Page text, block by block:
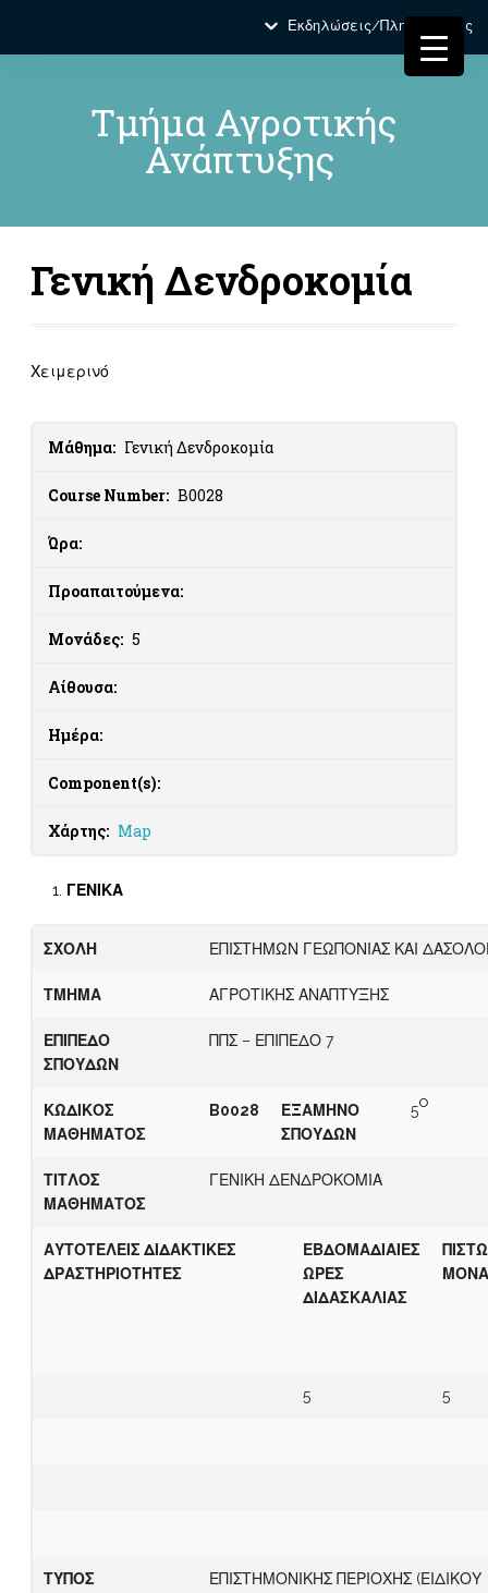
Εκδηλώσεις/Πληροφορίες
Τμήμα Αγροτικής
Ανάπτυξης
Γενική Δενδροκομία
Χειμερινό
Μάθημα: Γενική Δενδροκομία
Course Number: B0028
Ώρα:
Προαπαιτούμενα:
Μονάδες: 5
Αίθουσα:
Ημέρα:
Component(s):
Χάρτης: Map
ΓΕΝΙΚΑ
ΣΧΟΛΗ ΕΠΙΣΤΗΜΩΝ ΓΕΩΠΟΝΙΑΣ ΚΑΙ
ΤΜΗΜΑ ΑΓΡΟΤΙΚΗΣ ΑΝΑΠΤΥΞΗΣ
ΕΠΙΠΕΔΟ
ΣΠΟΥΔΩΝ
ΠΠΣ – ΕΠΙΠΕΔΟ 7
ΚΩΔΙΚΟΣ
ΜΑΘΗΜΑΤΟΣ
B0028
ΕΞΑΜΗΝΟ
ΣΠΟΥΔΩΝ
5o
ΤΙΤΛΟΣ
ΜΑΘΗΜΑΤΟΣ
ΓΕΝΙΚΗ ΔΕΝΔΡΟΚΟΜΙΑ
ΑΥΤΟΤΕΛΕΙΣ ΔΙΔΑΚΤΙΚΕΣ
ΔΡΑΣΤΗΡΙΟΤΗΤΕΣ
ΕΒΔΟΜΑΔΙΑΙΕΣ
ΩΡΕΣ
ΔΙΔΑΣΚΑΛΙΑΣ
5 5
ΤΥΠΟΣ
ΕΠΙΣΤΗΜΟΝΙΚΗΣ ΠΕΡΙΟΧΗΣ (ΕΙΔΙΚΟΥ